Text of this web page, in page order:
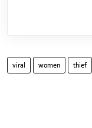
viral women thief